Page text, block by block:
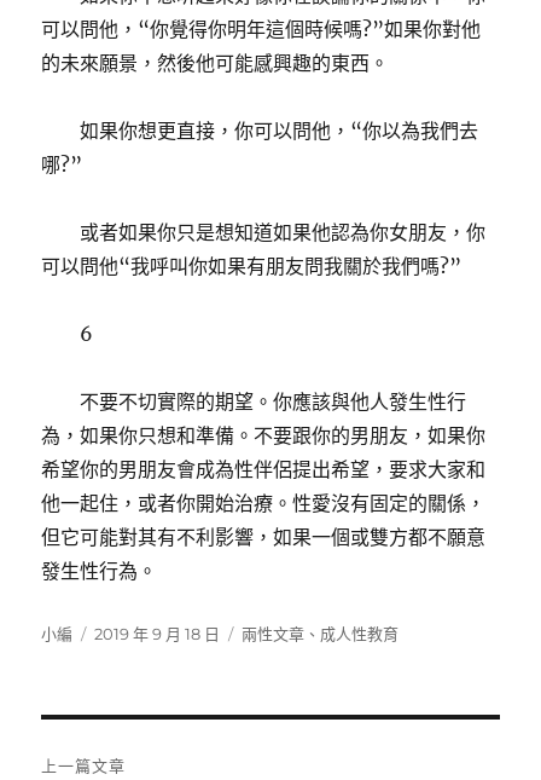
可以問他，“你覺得你明年這個時候嗎?”如果你對他
的未來願景，然後他可能感興趣的東西。
如果你想更直接，你可以問他，“你以為我們去
哪?”
或者如果你只是想知道如果他認為你女朋友，你
可以問他“我呼叫你如果有朋友問我關於我們嗎?”
6
不要不切實際的期望。你應該與他人發生性行
為，如果你只想和準備。不要跟你的男朋友，如果你
希望你的男朋友會成為性伴侶提出希望，要求大家和
他一起住，或者你開始治療。性愛沒有固定的關係，
但它可能對其有不利影響，如果一個或雙方都不願意
發生性行為。
作
小編
發
2019 年 9 月 18 日
分
兩性文章 、 成人性教育
上一篇文章